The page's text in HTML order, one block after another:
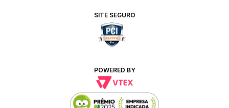
SITE SEGURO
POWERED BY